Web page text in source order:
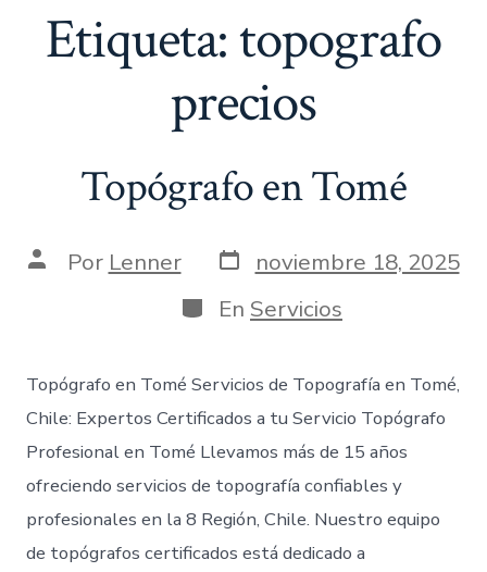
contenido
la
búsqueda
Etiqueta:topografo
precios
Topógrafo en Tomé
AutorPor Lenner Fecha
de
publicación
noviembre 18, 2025
Categorías
En Servicios
Topógrafo en Tomé Servicios de Topografía en Tomé,
Chile: Expertos Certificados a tu Servicio Topógrafo
Profesional en Tomé Llevamos más de 15 años
ofreciendo servicios de topografía confiables y
profesionales en la 8 Región, Chile. Nuestro equipo
de topógrafos certificados está dedicado a